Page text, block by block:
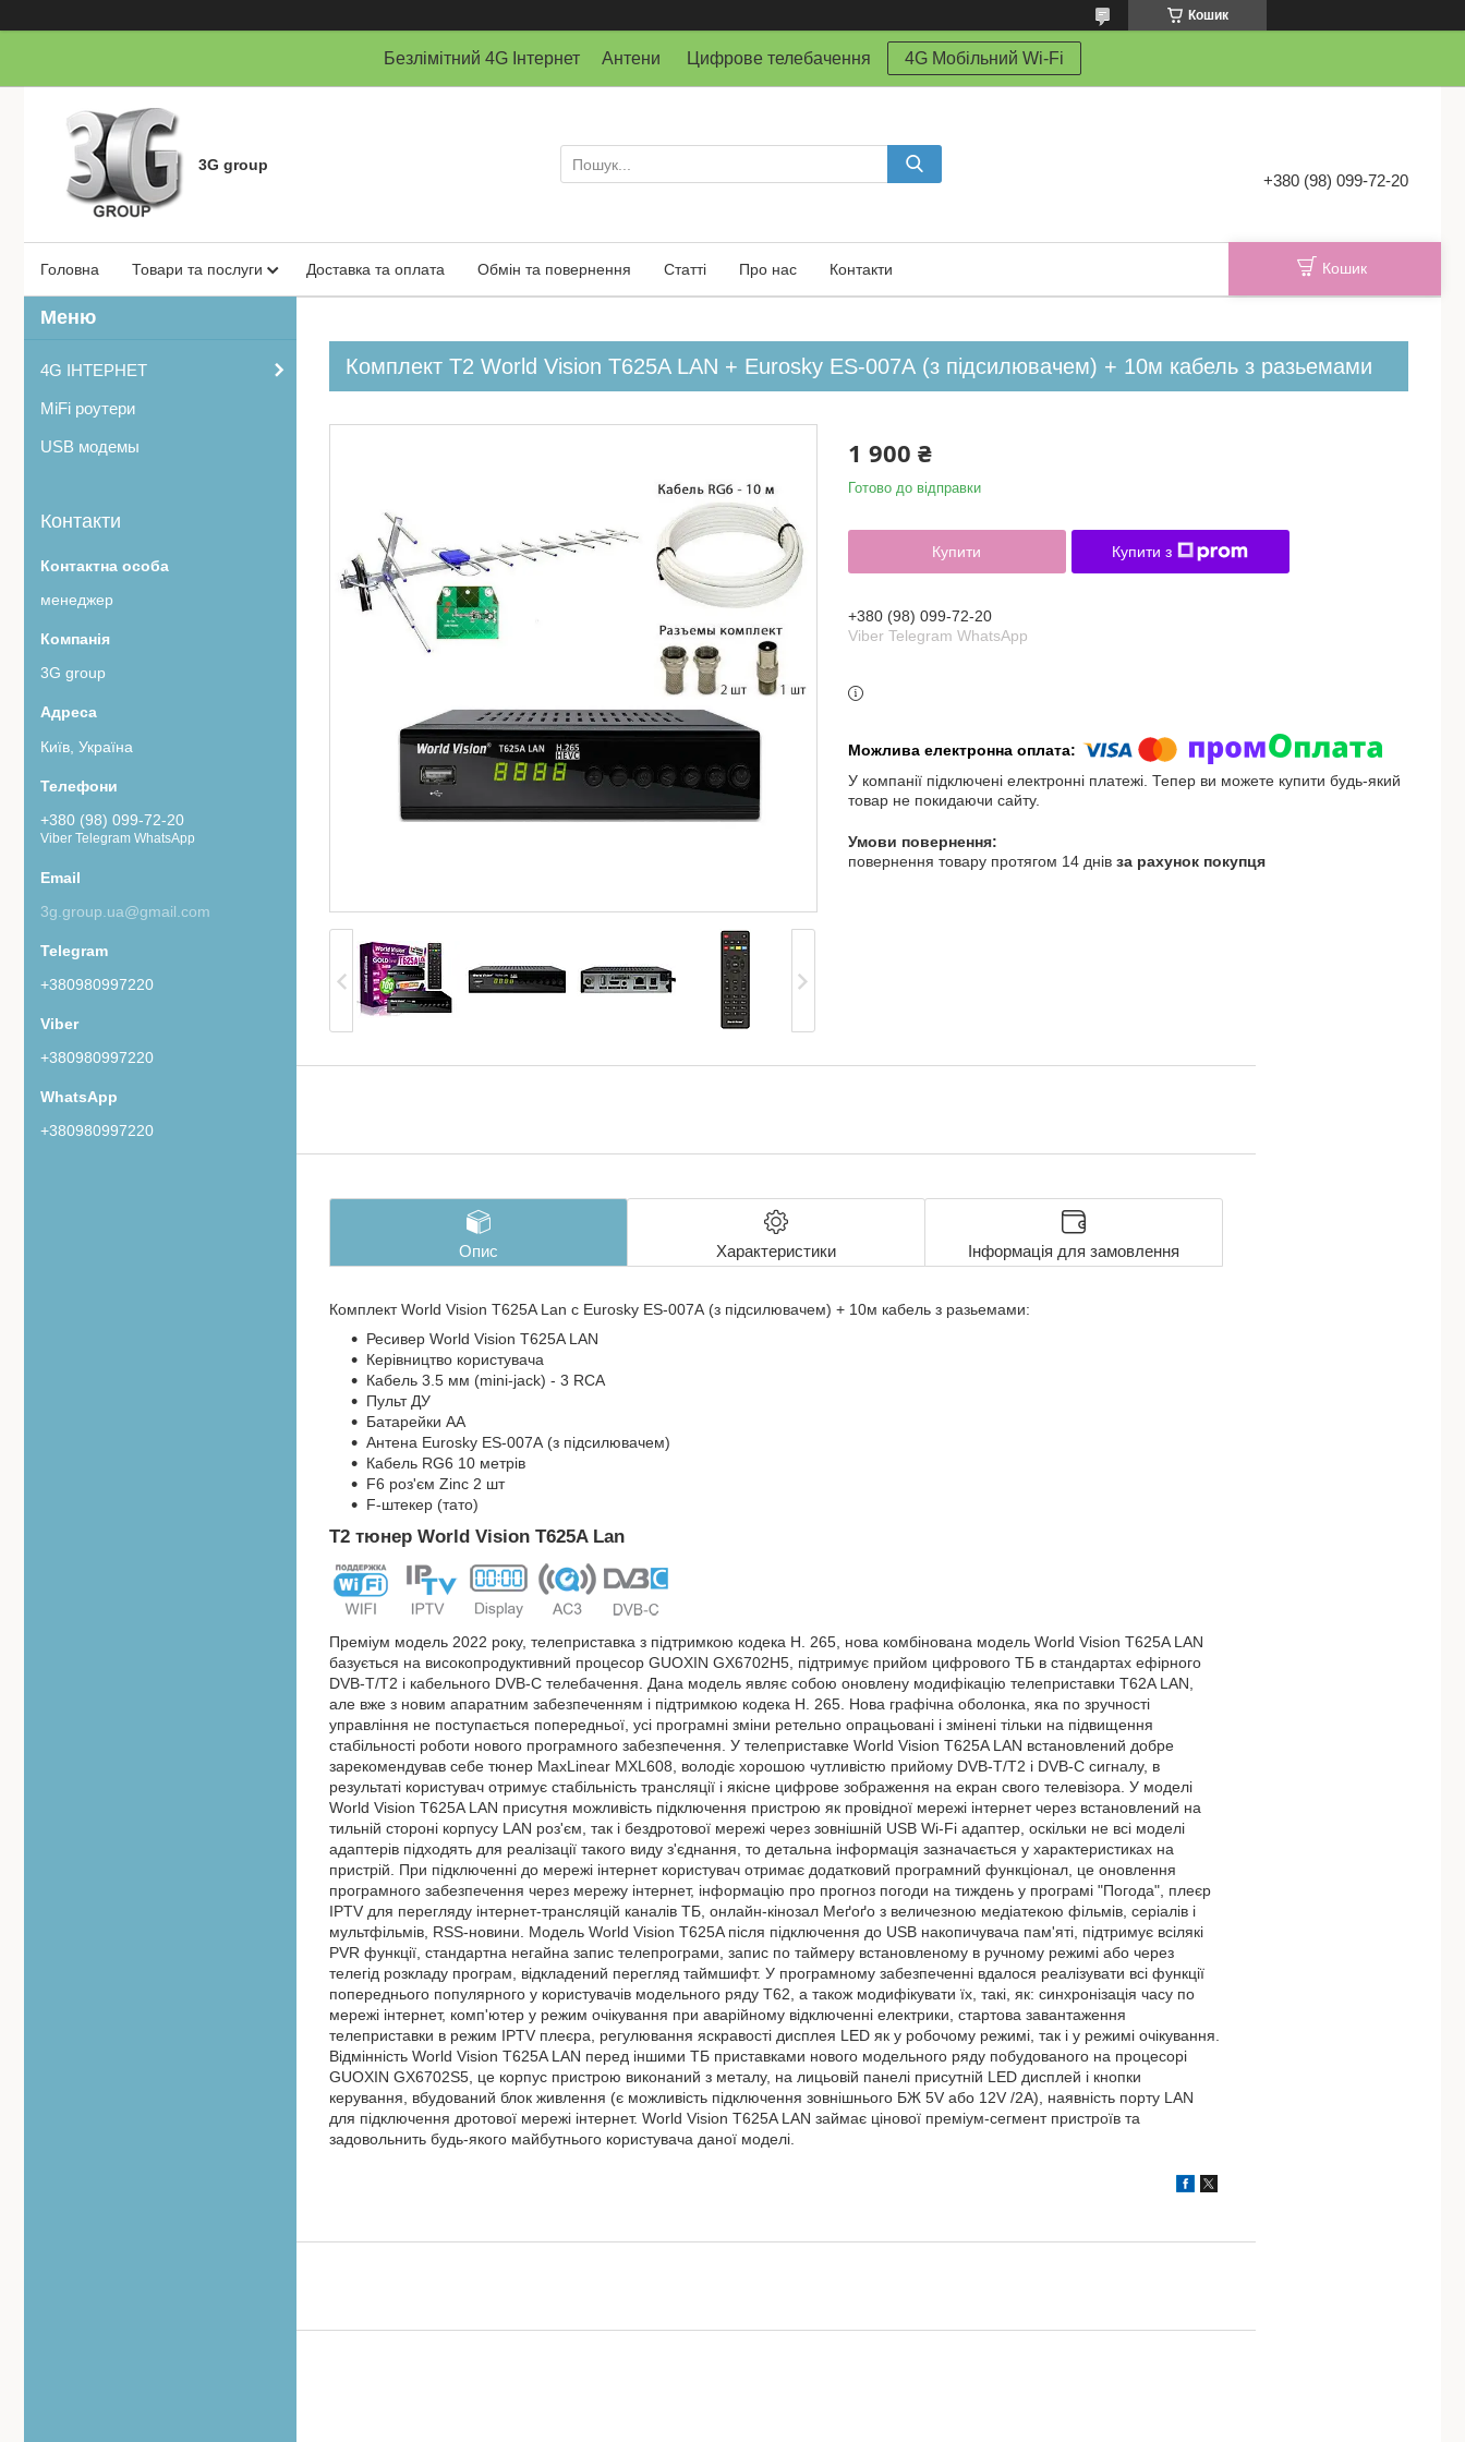
Кошик
Безлімітний 4G Інтернет Антени Цифрове телебачення 4G Мобільний Wi-Fi
3G group
+380 (98) 099-72-20
Головна Товари та послуги Доставка та оплата Обмін та повернення Статті Про нас Контакти Кошик
Комплект Т2 World Vision T625A LAN + Eurosky ES-007А (з підсилювачем) + 10м кабель з разьемами
1 900 ₴
Готово до відправки
Купити Купити з
+380 (98) 099-72-20
Viber Telegram WhatsApp
У компанії підключені електронні платежі. Тепер ви можете купити будь-який
товар не покидаючи сайту.
повернення товару протягом 14 днів за рахунок покупця
Опис Характеристики Інформація для замовлення
Комплект World Vision T625A Lan c Eurosky ES-007А (з підсилювачем) + 10м кабель з разьемами:
Ресивер World Vision T625A LAN
Керівництво користувача
Кабель 3.5 мм (mini-jack) - 3 RCA
Пульт ДУ
Батарейки АА
Антена Eurosky ES-007А (з підсилювачем)
Кабель RG6 10 метрів
F6 роз'єм Zinc 2 шт
F-штекер (тато)
T2 тюнер World Vision T625A Lan
Преміум модель 2022 року, телеприставка з підтримкою кодека H. 265, нова комбінована модель World Vision T625A LAN
базується на високопродуктивний процесор GUOXIN GX6702H5, підтримує прийом цифрового ТБ в стандартах ефірного
DVB-T/T2 і кабельного DVB-C телебачення. Дана модель являє собою оновлену модифікацію телеприставки T62A LAN,
але вже з новим апаратним забезпеченням і підтримкою кодека H. 265. Нова графічна оболонка, яка по зручності
управління не поступається попередньої, усі програмні зміни ретельно опрацьовані і змінені тільки на підвищення
стабільності роботи нового програмного забезпечення. У телеприставке World Vision T625A LAN встановлений добре
зарекомендував себе тюнер MaxLinear MXL608, володіє хорошою чутливістю прийому DVB-T/T2 і DVB-C сигналу, в
результаті користувач отримує стабільність трансляції і якісне цифрове зображення на екран свого телевізора. У моделі
World Vision T625A LAN присутня можливість підключення пристрою як провідної мережі інтернет через встановлений на
тильній стороні корпусу LAN роз'єм, так і бездротової мережі через зовнішній USB Wi-Fi адаптер, оскільки не всі моделі
адаптерів підходять для реалізації такого виду з'єднання, то детальна інформація зазначається у характеристиках на
пристрій. При підключенні до мережі інтернет користувач отримає додатковий програмний функціонал, це оновлення
програмного забезпечення через мережу інтернет, інформацію про прогноз погоди на тиждень у програмі "Погода", плеєр
IPTV для перегляду інтернет-трансляцій каналів ТБ, онлайн-кінозал Меґоґо з величезною медіатекою фільмів, серіалів і
мультфільмів, RSS-новини. Модель World Vision T625A після підключення до USB накопичувача пам'яті, підтримує всілякі
PVR функції, стандартна негайна запис телепрограми, запис по таймеру встановленому в ручному режимі або через
телегід розкладу програм, відкладений перегляд таймшифт. У програмному забезпеченні вдалося реалізувати всі функції
попереднього популярного у користувачів модельного ряду Т62, а також модифікувати їх, такі, як: синхронізація часу по
мережі інтернет, комп'ютер у режим очікування при аварійному відключенні електрики, стартова завантаження
телеприставки в режим IPTV плеєра, регулювання яскравості дисплея LED як у робочому режимі, так і у режимі очікування.
Відмінність World Vision T625A LAN перед іншими ТБ приставками нового модельного ряду побудованого на процесорі
GUOXIN GX6702S5, це корпус пристрою виконаний з металу, на лицьовій панелі присутній LED дисплей і кнопки
керування, вбудований блок живлення (є можливість підключення зовнішнього БЖ 5V або 12V /2A), наявність порту LAN
для підключення дротової мережі інтернет. World Vision T625A LAN займає цінової преміум-сегмент пристроїв та
задовольнить будь-якого майбутнього користувача даної моделі.
4G ІНТЕРНЕТ
MiFi роутери
USB модемы
Контакти
менеджер
3G group
Київ, Україна
+380 (98) 099-72-20
Viber Telegram WhatsApp
3g.group.ua@gmail.com
+380980997220
+380980997220
+380980997220